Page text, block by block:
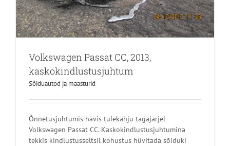
Volkswagen Passat CC, 2013,
kaskokindlustusjuhtum
Sõiduautod ja maasturid
Õnnetusjuhtumis hävis tulekahju tagajärjel
Volkswagen Passat CC. Kaskokindlustusjuhtumina
tekkis kindlustusseltsil kohustus hüvitada sõiduki